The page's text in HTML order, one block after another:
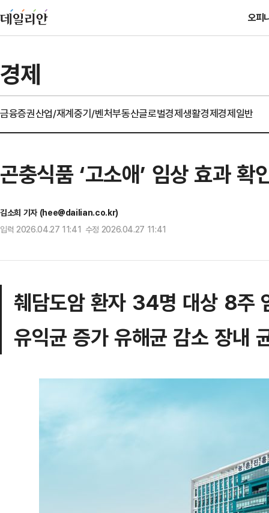
오피
경제
금융증권산업/재계중기/벤처부동산글로벌경제생활경제경제일반
곤충식품 ‘고소애’ 임상 효과
김소희 기자 (hee@dailian.co.kr)
입력 2026.04.27 11:41 수정 2026.04.27 11:41
췌담도암 환자 34명 대상 8주
유익균 증가 유해균 감소 장내